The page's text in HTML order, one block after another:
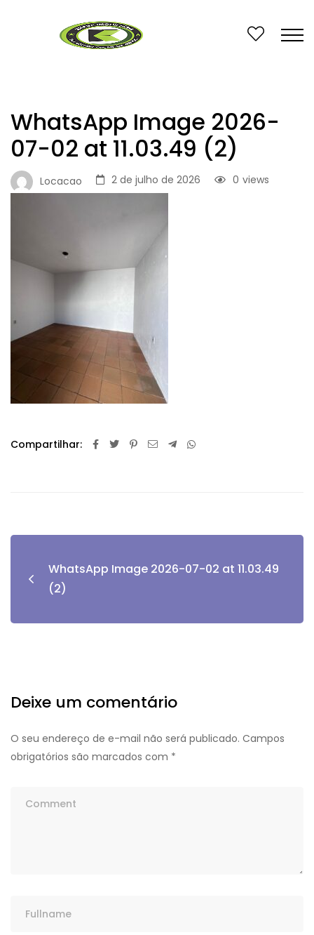
WhatsApp Image 2026-
07-02 at 11.03.49 (2)
Locacao 2 de julho de 2026 views
0
Compartilhar:
WhatsApp Image 2026-07-02 at 11.03.49
(2)
Deixe um comentário
O seu endereço de e-mail não será publicado. Campos
obrigatórios são marcados com *